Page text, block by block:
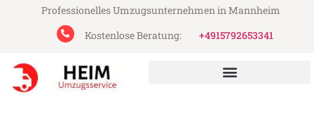
Professionelles Umzugsunternehmen in Mannheim
Kostenlose Beratung:
+4915792653341